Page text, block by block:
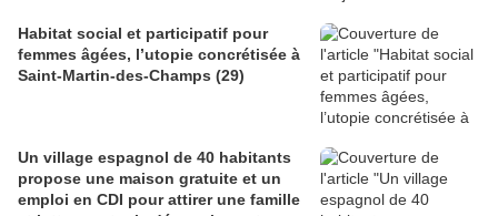
Habitat social et participatif pour
femmes âgées, l’utopie concrétisée à
Saint-Martin-des-Champs (29)
Un village espagnol de 40 habitants
propose une maison gratuite et un
emploi en CDI pour attirer une famille